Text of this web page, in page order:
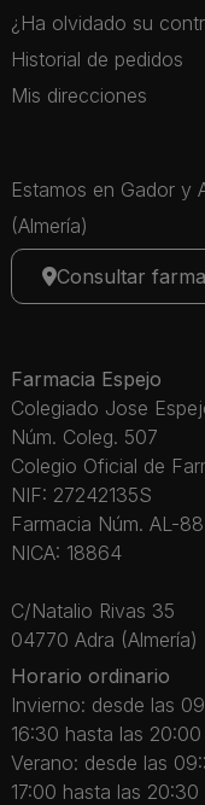
¿Ha olvidado su
Historial de pedidos
Mis direcciones
Estamos en Gador y
(Almería)
Consultar
Farmacia Espejo
Colegiado Jose
Núm. Coleg. 507
Colegio Oficial de
NIF: 27242135S
Farmacia Núm. AL-
NICA: 18864
C/Natalio Rivas 35
04770 Adra (Almería)
Horario ordinario
Invierno: desde las
16:30 hasta las 20:00
Verano: desde las
17:00 hasta las 20:30